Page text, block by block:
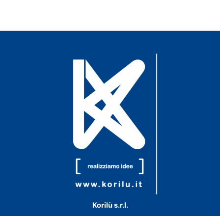
Korilù s.r.l.